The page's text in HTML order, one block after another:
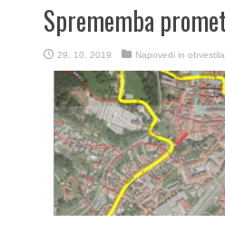
Sprememba
29. 10. 2019 Napovedi in obvestila